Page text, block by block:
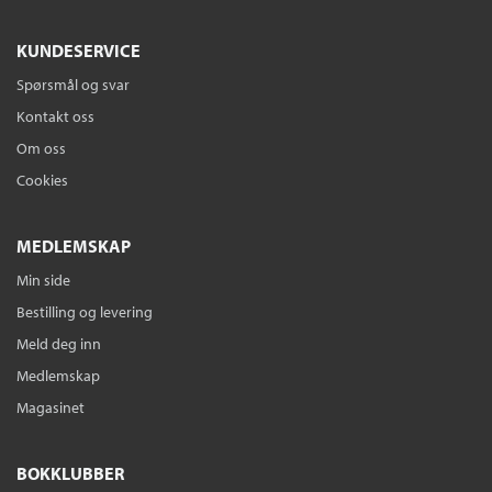
KUNDESERVICE
Spørsmål og svar
Kontakt oss
Om oss
Cookies
MEDLEMSKAP
Min side
Bestilling og levering
Meld deg inn
Medlemskap
Magasinet
BOKKLUBBER